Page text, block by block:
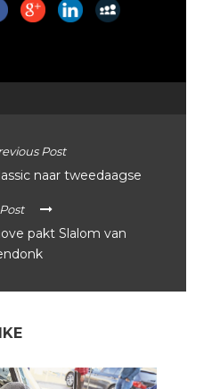
Post
naar tweedaagse
pakt Slalom van